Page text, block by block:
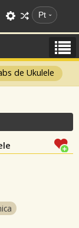
Pt
de Ukulele